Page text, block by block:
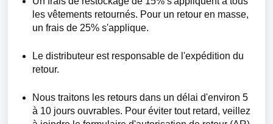
les vêtements retournés. Pour un retour en masse,
un frais de 25% s'applique.
Le distributeur est responsable de l'expédition du
retour.
Nous traitons les retours dans un délai d'environ 5
à 10 jours ouvrables. Pour éviter tout retard, veillez